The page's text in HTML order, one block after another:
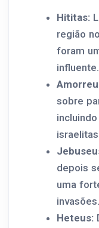
Hititas:
região
foram
influente.
sobre
depois
uma
invasões.
Heteus: